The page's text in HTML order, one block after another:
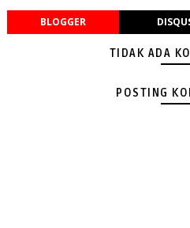
BLOGGER
TIDAK ADA
POSTING